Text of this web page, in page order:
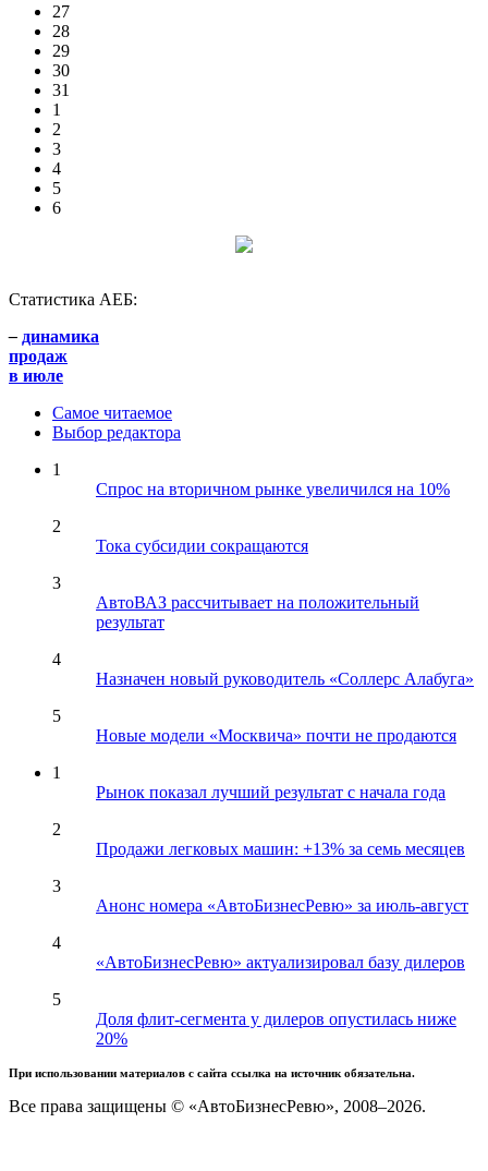
27
28
29
30
31
1
2
3
4
5
6
Статистика АЕБ:
– динамика
продаж
в июле
Самое читаемое
Выбор редактора
1
Спрос на вторичном рынке увеличился на 10%
2
Тока субсидии сокращаются
3
АвтоВАЗ рассчитывает на положительный
результат
4
Назначен новый руководитель «Соллерс Алабуга»
5
Новые модели «Москвича» почти не продаются
1
Рынок показал лучший результат с начала года
2
Продажи легковых машин: +13% за семь месяцев
3
Анонс номера «АвтоБизнесРевю» за июль-август
4
«АвтоБизнесРевю» актуализировал базу дилеров
5
Доля флит-сегмента у дилеров опустилась ниже
20%
При использовании материалов с сайта ссылка на источник обязательна.
Все права защищены © «АвтоБизнесРевю», 2008–2026.